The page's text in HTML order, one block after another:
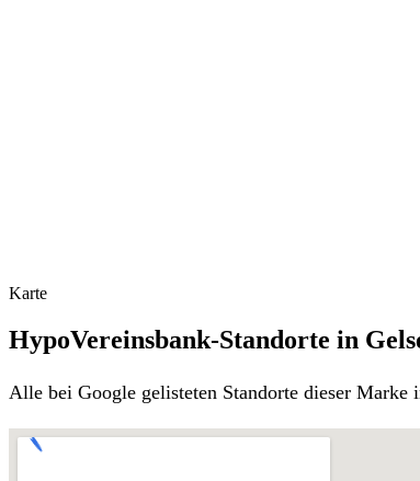
Karte
HypoVereinsbank-Standorte in
Alle bei Google gelisteten Standorte dieser